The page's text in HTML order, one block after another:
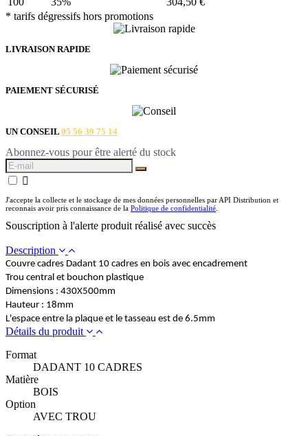
* tarifs dégressifs hors promotions
LIVRAISON RAPIDE
PAIEMENT SÉCURISÉ
UN CONSEIL 05 56 39 75 14
Abonnez-vous pour être alerté du stock

J'accepte la collecte et le stockage de mes données personnelles par API Distribution et
reconnais avoir pris connaissance de la Politique de confidentialité
Souscription à l'alerte produit réalisé avec succès
Description
Couvre cadres Dadant 10 cadres en bois avec encadrement
Trou central et bouchon plastique
Dimensions : 430X500mm
Hauteur : 18mm
L'espace entre la plaque et le tasseau est de 6.5mm
Détails du produit
Format
DADANT 10 CADRES
Matière
BOIS
Option
AVEC TROU